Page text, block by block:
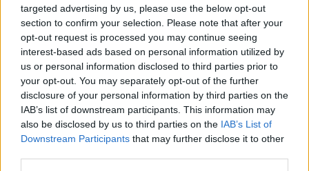
targeted advertising by us, please use the below opt-out
section to confirm your selection. Please note that after your
opt-out request is processed you may continue seeing
interest-based ads based on personal information utilized by
us or personal information disclosed to third parties prior to
your opt-out. You may separately opt-out of the further
disclosure of your personal information by third parties on the
IAB’s list of downstream participants. This information may
also be disclosed by us to third parties on the IAB’s List of
Downstream Participants that may further disclose it to other
Meccs Center
Leeds UnitedvsManchester
United